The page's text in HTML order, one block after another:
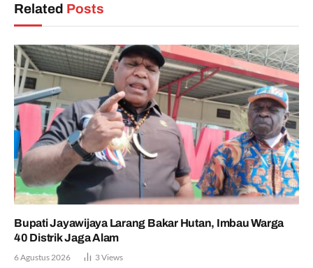
Related Posts
Bupati Jayawijaya Larang Bakar Hutan, Imbau Warga
40 Distrik Jaga Alam
6 Agustus 2026 3Views